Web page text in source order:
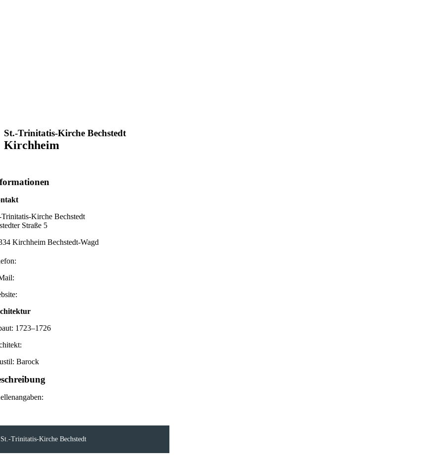
St.-Trinitatis-Kirche Bechstedt
Kirchheim
Trinitatis-Kirche Bechstedt
Straße 5
Kirchheim Bechstedt-Wagd
1723–1726
Barock
St.-Trinitatis-Kirche Bechstedt